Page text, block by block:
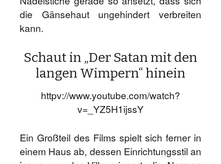
die Gänsehaut ungehindert verbreiten
kann.
Schaut in „Der Satan mit den
langen Wimpern“ hinein
httpv://www.youtube.com/watch?
v=_YZ5H1ijssY
Ein Großteil des Films spielt sich ferner in
einem Haus ab, dessen Einrichtungsstil an